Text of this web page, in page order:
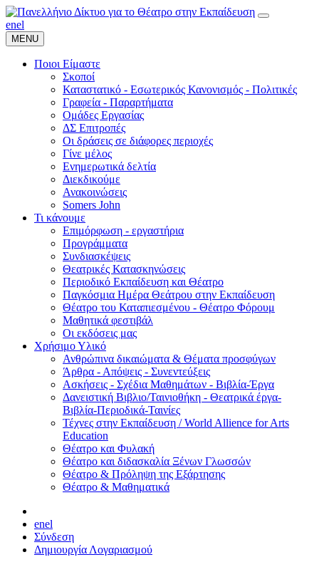
enel
MENU
Ποιοι Είμαστε
Σκοποί
Καταστατικό - Εσωτερικός Κανονισμός - Πολιτικές
Γραφεία - Παραρτήματα
Ομάδες Εργασίας
ΔΣ Επιτροπές
Οι δράσεις σε διάφορες περιοχές
Γίνε μέλος
Ενημερωτικά δελτία
Διεκδικούμε
Ανακοινώσεις
Somers John
Τι κάνουμε
Επιμόρφωση - εργαστήρια
Προγράμματα
Συνδιασκέψεις
Θεατρικές Κατασκηνώσεις
Περιοδικό Εκπαίδευση και Θέατρο
Παγκόσμια Ημέρα Θεάτρου στην Εκπαίδευση
Θέατρο του Καταπιεσμένου - Θέατρο Φόρουμ
Μαθητικά φεστιβάλ
Οι εκδόσεις μας
Χρήσιμο Υλικό
Ανθρώπινα δικαιώματα & Θέματα προσφύγων
Άρθρα - Απόψεις - Συνεντεύξεις
Ασκήσεις - Σχέδια Μαθημάτων - Βιβλία-Έργα
Δανειστική Βιβλιο/Ταινιοθήκη - Θεατρικά έργα-
Βιβλία-Περιοδικά-Ταινίες
Τέχνες στην Εκπαίδευση / World Allience for Arts
Education
Θέατρο και Φυλακή
Θέατρο και διδασκαλία Ξένων Γλωσσών
Θέατρο & Πρόληψη της Εξάρτησης
Θέατρο & Μαθηματικά
enel
Σύνδεση
Δημιουργία Λογαριασμού